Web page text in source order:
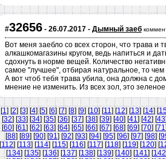
#32656- 26.07.2017 - Дымный заеб
Вот меня заебло со всех сторон, что трава
алкашкомагазины кругом, ведь напиться и
сдохнуть в норме вещей. Количество
самое "лучшее", отбирая натуральное, то чем
А вот чтоб тебя трава убила, она должна с
мнение не изменить. Из всех зол, это
[1] [2] [3] [4] [5] [6] [7] [8] [9] [10] [11] [12] [13] [14] [
[32] [33] [34] [35] [36] [37] [38] [39] [40] [41] [42] [43
[60] [61] [62] [63] [64] [65] [66] [67] [68] [69] [70] [71
[88] [89] [90] [91] [92] [93] [94] [95] [96] [97] [98] [
[112] [113] [114] [115] [116] [117] [118] [119] [120] [
[134] [135] [136] [137] [138] [139] [140] [141] [142